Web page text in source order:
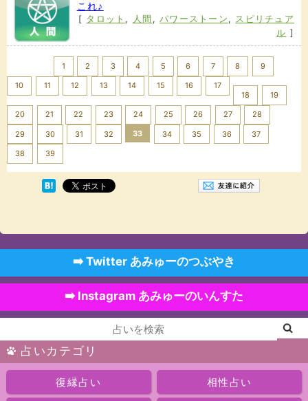
これ♪
[ タロット , 人間 ,パワーストーン , スピリチュア
ル ]
1 2 3 4 5 6 7 8 9
10 11 12 13 14 15 16
17
18
19
20 21 22 23 24 25 26 27 28
29 30 31 32 33 34 35 36 37
38 39
➡️ Twitter あみゅーのつぶやき
➡️ Instagram あみゅーのいんすた
占いカテゴリ
復縁占い 相性占い